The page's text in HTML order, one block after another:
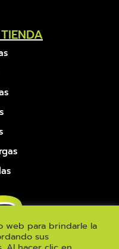
web para brindarle la
sus